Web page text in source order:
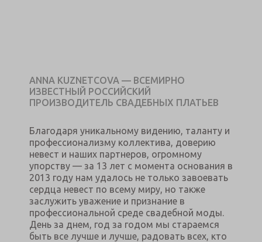
ANNA KUZNETCOVA — ВСЕМИРНО
ИЗВЕСТНЫЙ РОССИЙСКИЙ
ПРОИЗВОДИТЕЛЬ СВАДЕБНЫХ ПЛАТЬЕВ
Благодаря уникальному видению, таланту и
профессионализму коллектива, доверию
невест и наших партнеров, огромному
упорству — за 13 лет с момента основания в
2013 году нам удалось не только завоевать
сердца невест по всему миру, но также
заслужить уважение и признание в
профессиональной среде свадебной моды.
День за днем, год за годом мы стараемся
быть все лучше и лучше, радовать всех, кто